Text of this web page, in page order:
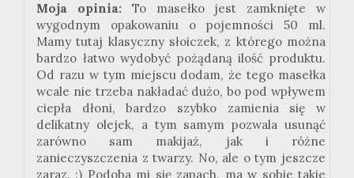
Moja opinia: To masełko jest zamknięte w
wygodnym opakowaniu o pojemności 50 ml.
Mamy tutaj klasyczny słoiczek, z którego można
bardzo łatwo wydobyć pożądaną ilość produktu.
Od razu w tym miejscu dodam, że tego masełka
wcale nie trzeba nakładać dużo, bo pod wpływem
ciepła dłoni, bardzo szybko zamienia się w
delikatny olejek, a tym samym pozwala usunąć
zarówno sam makijaż, jak i różne
zanieczyszczenia z twarzy. No, ale o tym jeszcze
zaraz. :) Podoba mi się zapach, ma w sobie takie